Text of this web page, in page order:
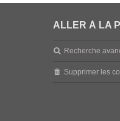
ALLER À LA
Recherche
Supprimer les